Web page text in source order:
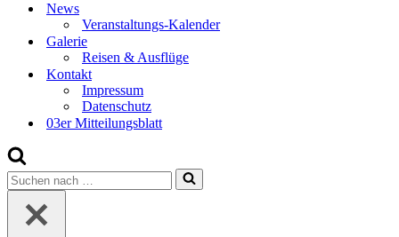
News
Veranstaltungs-Kalender
Galerie
Reisen & Ausflüge
Kontakt
Impressum
Datenschutz
03er Mitteilungsblatt
Suchen
nach …